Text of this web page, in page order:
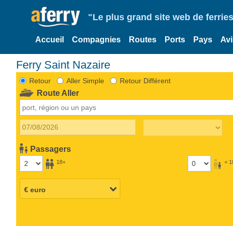
"Le plus grand site web de
Accueil Compagnies Routes Ports Pays
Ferry Saint Nazaire
Retour Aller Simple Retour Différent
Route Aller
Passagers
18+ <